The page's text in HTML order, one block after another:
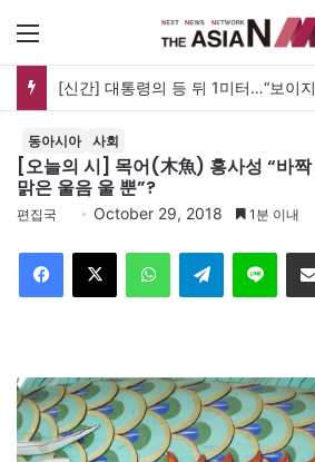
동아시아 사회
[오늘의 시] 목어(木魚) 홍사성 “바
맑은 울음 울 뿐”?
편집국 October 29, 2018 1분 이내
Telegram